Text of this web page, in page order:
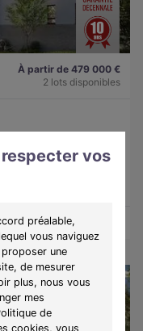
respecter vos
préalable,
vous naviguez
une
de mesurer
plus, nous vous
mes
de
cookies, vous
À partir de 479 000 €
2 lots disponibles
alliant élégance,
Voir le programme